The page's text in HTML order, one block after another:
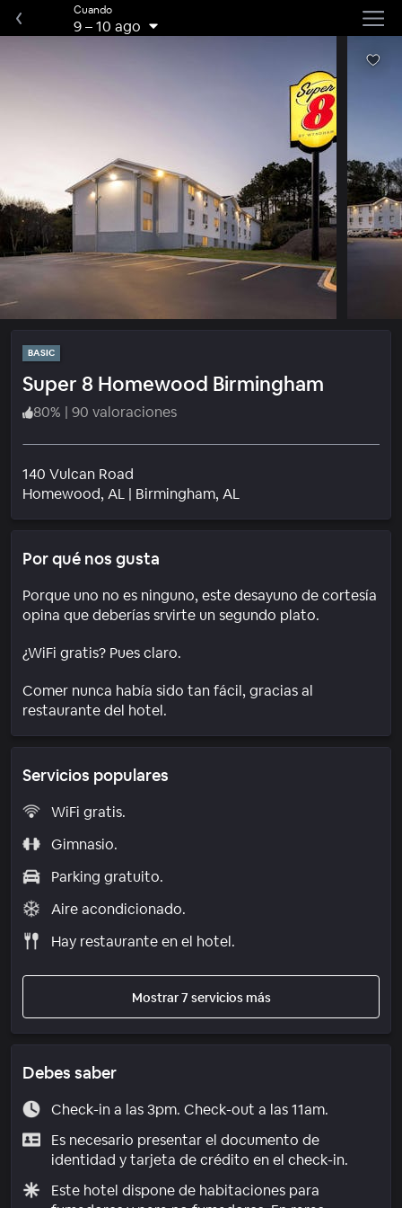
Cuando
9–10 ago
BASIC
Super 8 Homewood Birmingham
80% | 90 valoraciones
140 Vulcan Road
Homewood, AL | Birmingham, AL
Por qué nos gusta
Porque uno no es ninguno, este desayuno de cortesía
opina que deberías srvirte un segundo plato.
¿WiFi gratis? Pues claro.
Comer nunca había sido tan fácil, gracias al
restaurante del hotel.
Servicios populares
WiFi gratis.
Gimnasio.
Parking gratuito.
Aire acondicionado.
Hay restaurante en el hotel.
Mostrar 7 servicios más
Debes saber
Check-in a las 3pm. Check-out a las 11am.
Es necesario presentar el documento de
identidad y tarjeta de crédito en el check-in.
Este hotel dispone de habitaciones para